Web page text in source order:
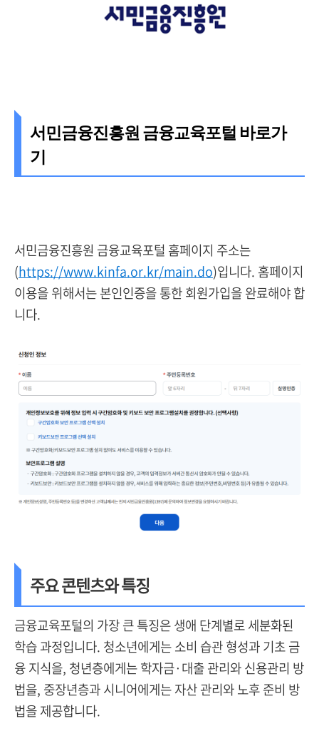
서민금융진흥원 금융교육포털 바로가
기
서민금융진흥원 금융교육포털 홈페이지 주소는
(https://www.kinfa.or.kr/main.do)입니다. 홈페이지
이용을 위해서는 본인인증을 통한 회원가입을 완료해야 합
니다.
주요 콘텐츠와 특징
금융교육포털의 가장 큰 특징은 생애 단계별로 세분화된
학습 과정입니다. 청소년에게는 소비 습관 형성과 기초 금
융 지식을, 청년층에게는 학자금·대출 관리와 신용관리 방
법을, 중장년층과 시니어에게는 자산 관리와 노후 준비 방
법을 제공합니다.